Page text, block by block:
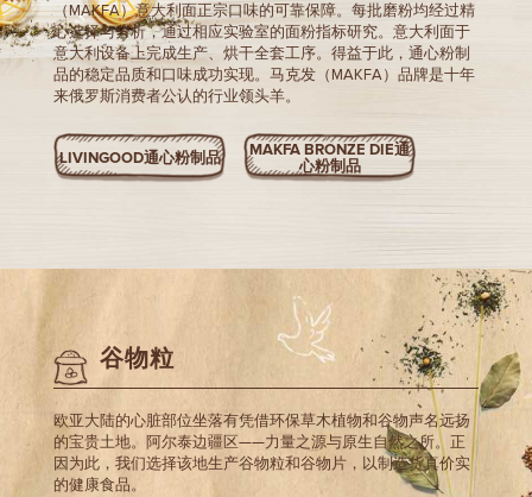
（MAKFA）意大利面正宗口味的可靠保障。每批磨粉均经过精
心选择与分析，通过相应实验室的面粉指标研究。意大利面于
意大利设备上完成生产、烘干全套工序。得益于此，通心粉制
品的稳定品质和口味成功实现。马克发（MAKFA）品牌是十年
来俄罗斯消费者公认的行业领头羊。
LIVINGOOD通心粉制品
MAKFA BRONZE DIE通
心粉制品
谷物粒
欧亚大陆的心脏部位坐落有凭借环保草木植物和谷物声名远扬
的宝贵土地。阿尔泰边疆区——力量之源与原生自然之所。正
因为此，我们选择该地生产谷物粒和谷物片，以制造货真价实
的健康食品。